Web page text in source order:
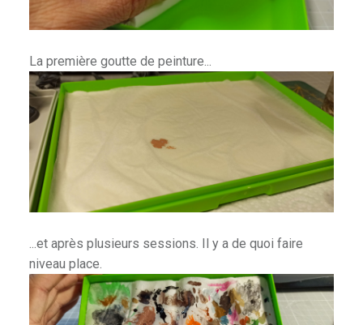
La première goutte de peinture...
...et après plusieurs sessions. Il y a de quoi faire
niveau place.